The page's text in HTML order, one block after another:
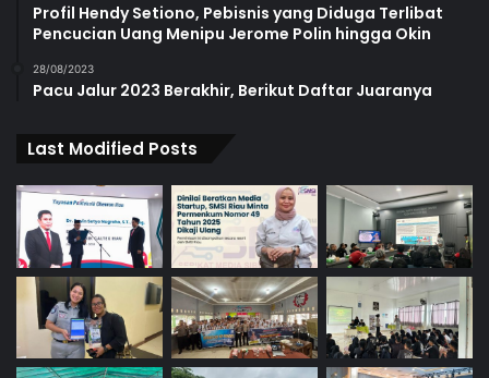
Profil Hendy Setiono, Pebisnis yang Diduga Terlibat
Pencucian Uang Menipu Jerome Polin hingga Okin
28/08/2023
Pacu Jalur 2023 Berakhir, Berikut Daftar Juaranya
Last Modified Posts